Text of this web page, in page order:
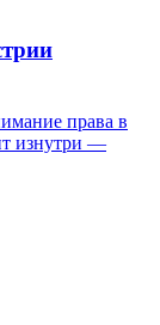
права в
изнутри —